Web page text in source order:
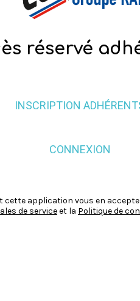
réservé
INSCRIPTION
CONNEXION
cette application vous en
de serviceet la Politique de